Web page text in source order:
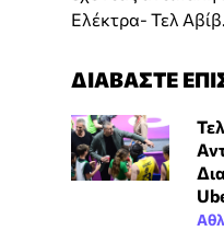
Ελέκτρα- Τελ Αβίβ.
ΔΙΑΒΑΣΤΕ